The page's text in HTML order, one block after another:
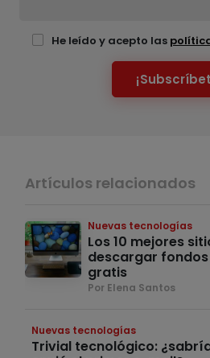
He leído y acepto las
Artículos relacionados
Nuevas tecnologías
Los 10 mejores
descargar
gratis
Por Elena Santos
Nuevas tecnologías
Trivial tecnológico: